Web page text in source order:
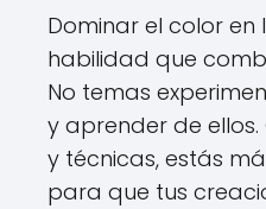
Dominar el color
habilidad que
No temas
y aprender de ellos.
y técnicas, estás
para que tus